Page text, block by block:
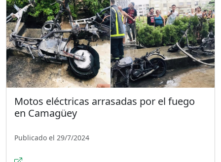
Motos eléctricas arrasadas por el fuego
en Camagüey
Publicado el 29/7/2024